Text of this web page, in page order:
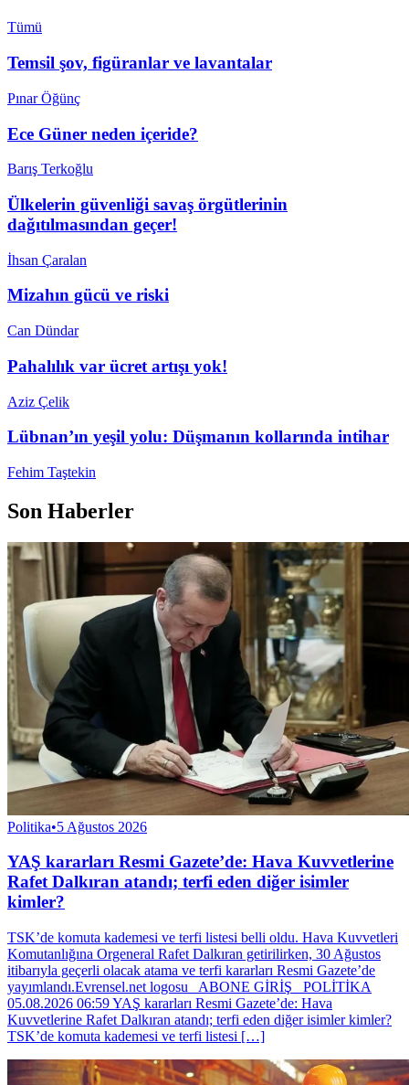
Tümü
Temsil şov, figüranlar ve lavantalar
Pınar Öğünç
Ece Güner neden içeride?
Barış Terkoğlu
Ülkelerin güvenliği savaş örgütlerinin
dağıtılmasından geçer!
İhsan Çaralan
Mizahın gücü ve riski
Can Dündar
Pahalılık var ücret artışı yok!
Aziz Çelik
Lübnan’ın yeşil yolu: Düşmanın kollarında intihar
Fehim Taştekin
Son Haberler
Politika•5 Ağustos 2026
YAŞ kararları Resmi Gazete’de: Hava Kuvvetlerine
Rafet Dalkıran atandı; terfi eden diğer isimler
kimler?
TSK’de komuta kademesi ve terfi listesi belli oldu. Hava Kuvvetleri
Komutanlığına Orgeneral Rafet Dalkıran getirilirken, 30 Ağustos
itibarıyla geçerli olacak atama ve terfi kararları Resmi Gazete’de
yayımlandı.Evrensel.net logosu ABONE GİRİŞ POLİTİKA
05.08.2026 06:59 YAŞ kararları Resmi Gazete’de: Hava
Kuvvetlerine Rafet Dalkıran atandı; terfi eden diğer isimler kimler?
TSK’de komuta kademesi ve terfi listesi […]